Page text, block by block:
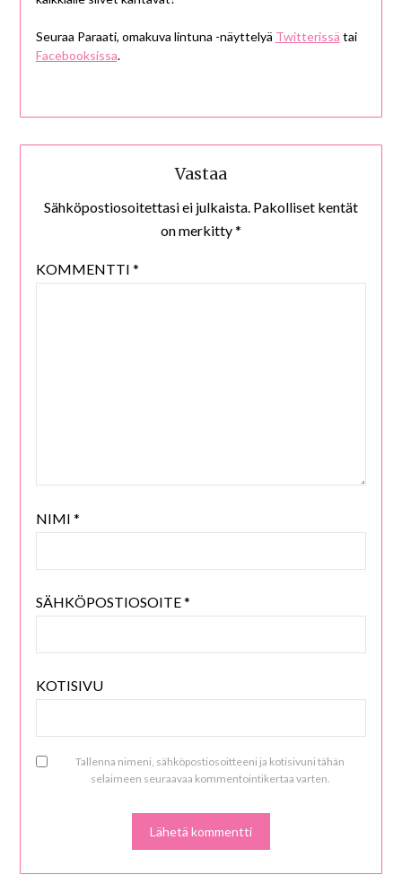
Seuraa Paraati, omakuva lintuna -näyttelyä Twitterissä tai
Facebooksissa.
Vastaa
Sähköpostiosoitettasi ei julkaista. Pakolliset kentät
on merkitty*
KOMMENTTI *
NIMI *
SÄHKÖPOSTIOSOITE*
KOTISIVU
Tallenna nimeni, sähköpostiosoitteeni ja kotisivuni tähän
selaimeen seuraavaa kommentointikertaa varten.